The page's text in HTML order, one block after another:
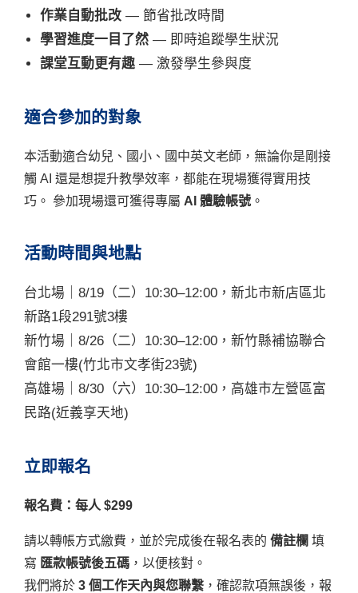
作業自動批改 — 節省批改時間
學習進度一目了然 — 即時追蹤學生狀況
課堂互動更有趣 — 激發學生參與度
適合參加的對象
本活動適合幼兒、國小、國中英文老師，無論你是剛接
觸 AI 還是想提升教學效率，都能在現場獲得實用技
巧。 參加現場還可獲得專屬 AI 體驗帳號 。
活動時間與地點
台北場｜8/19（二）10:30–12:00，新北市新店區北
新路1段291號3樓
新竹場｜8/26（二）10:30–12:00，新竹縣補協聯合
會館一樓(竹北市文孝街23號)
高雄場｜8/30（六）10:30–12:00，高雄市左營區富
民路(近義享天地)
立即報名
報名費：每人 $299
請以轉帳方式繳費，並於完成後在報名表的 備註欄 填
寫 匯款帳號後五碼 ，以便核對。
我們將於 3 個工作天內與您聯繫 ，確認款項無誤後，報